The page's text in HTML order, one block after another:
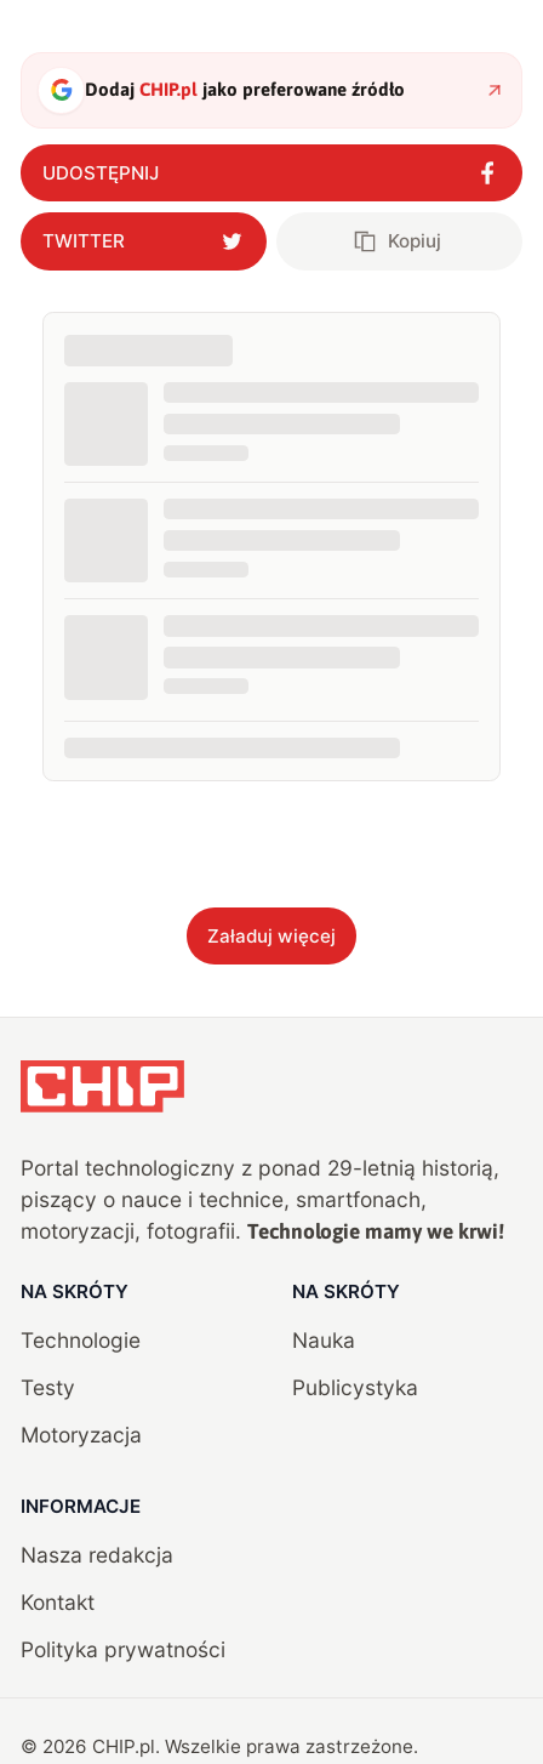
DodajCHIP.pl jako preferowane źródło
UDOSTĘPNIJ
TWITTER Kopiuj
Załaduj więcej
Portal technologiczny z ponad 29-letnią historią,
piszący o nauce i technice, smartfonach,
motoryzacji, fotografii. Technologie mamy we krwi!
NA SKRÓTY
Technologie
Testy
Motoryzacja
NA SKRÓTY
Nauka
Publicystyka
INFORMACJE
Nasza redakcja
Kontakt
Polityka prywatności
© 2026 CHIP.pl. Wszelkie prawa zastrzeżone.